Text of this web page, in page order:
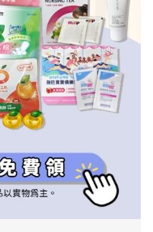
附設幼兒園
小袋鼠幼師網